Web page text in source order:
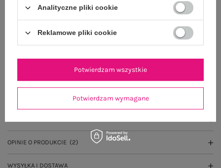
Do darmowej dostawy brakuje 200,00 zł
Zamów w ciągu02:03:43 sek.,
a wyślemyjeszcze dzisiaj!
OPINIE O PRODUKCIE (2)
WYSYŁKA I DOSTAWA
Analityczne pliki cookie
Reklamowe pliki cookie
Potwierdzam wymagane
Potwierdzam wszystkie